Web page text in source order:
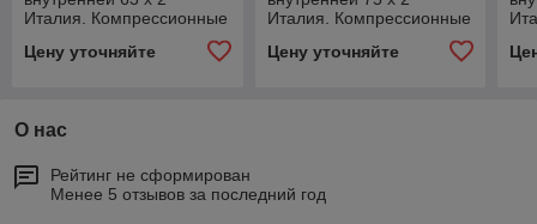
Италия. Компрессионные
Цену уточняйте
Италия. Компрессионные
Цену уточняйте
О нас
Рейтинг не сформирован
Менее 5 отзывов за последний год